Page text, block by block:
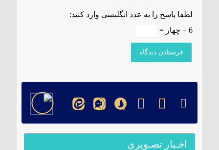
لطفا پاسخ را به عدد انگلیسی وارد کنید:
6 − چهار =
اخـبار تصـویری